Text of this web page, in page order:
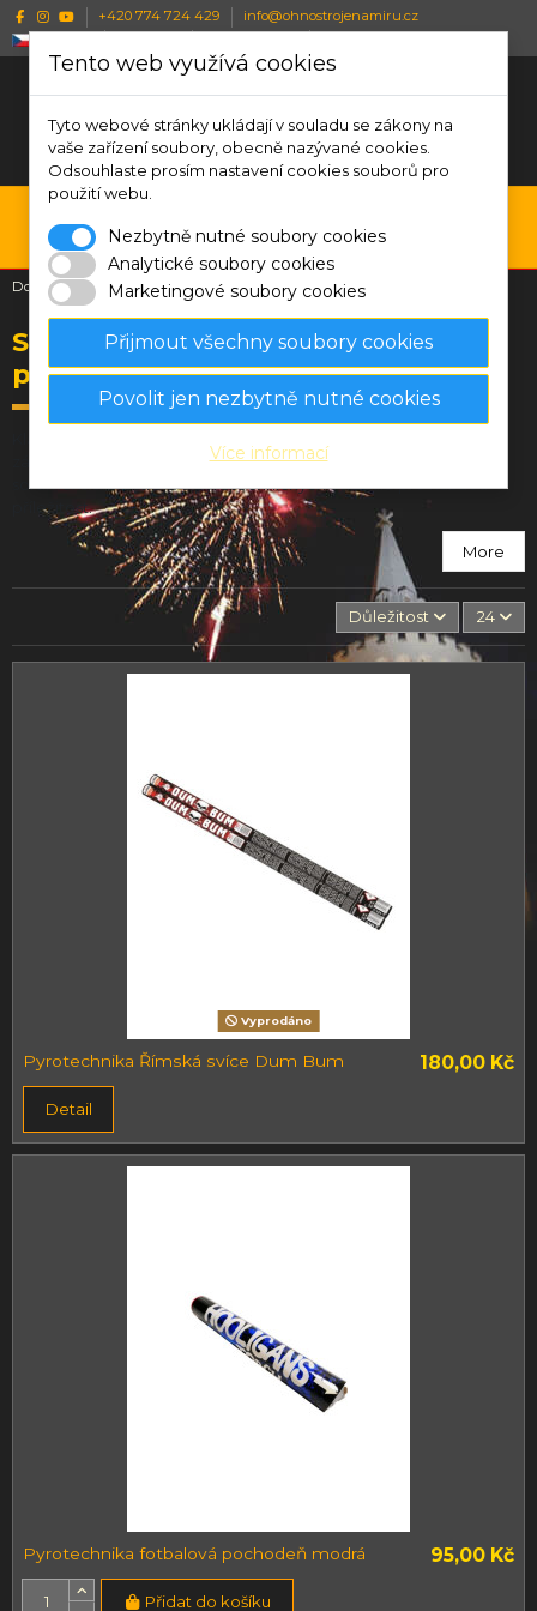
+420 774 724 429
info@ohnostrojenamiru.cz
Menu Vyhledávání Přihlásit se
Domů Značky Klásek pyrotechnics
Seznam produktů značky Klásek
pyrotechnics
zábavné pyrotechniky s více než 25 lety tradice. Nabízí široký
sortiment ohňostrojů a pyrotechnických výrobků pro každou
příležitost.
More
Důležitost 24
Vyprodáno
Pyrotechnika Římská svíce Dum Bum 180,00 Kč
Detail
Pyrotechnika fotbalová pochodeň modrá 95,00 Kč
Přidat do košíku
Tento web využívá cookies
Tyto webové stránky ukládají v souladu se zákony na
vaše zařízení soubory, obecně nazývané cookies.
Odsouhlaste prosím nastavení cookies souborů pro
použití webu.
Nezbytně nutné soubory cookies
Analytické soubory cookies
Marketingové soubory cookies
Přijmout všechny soubory cookies
Povolit jen nezbytně nutné cookies
Více informací